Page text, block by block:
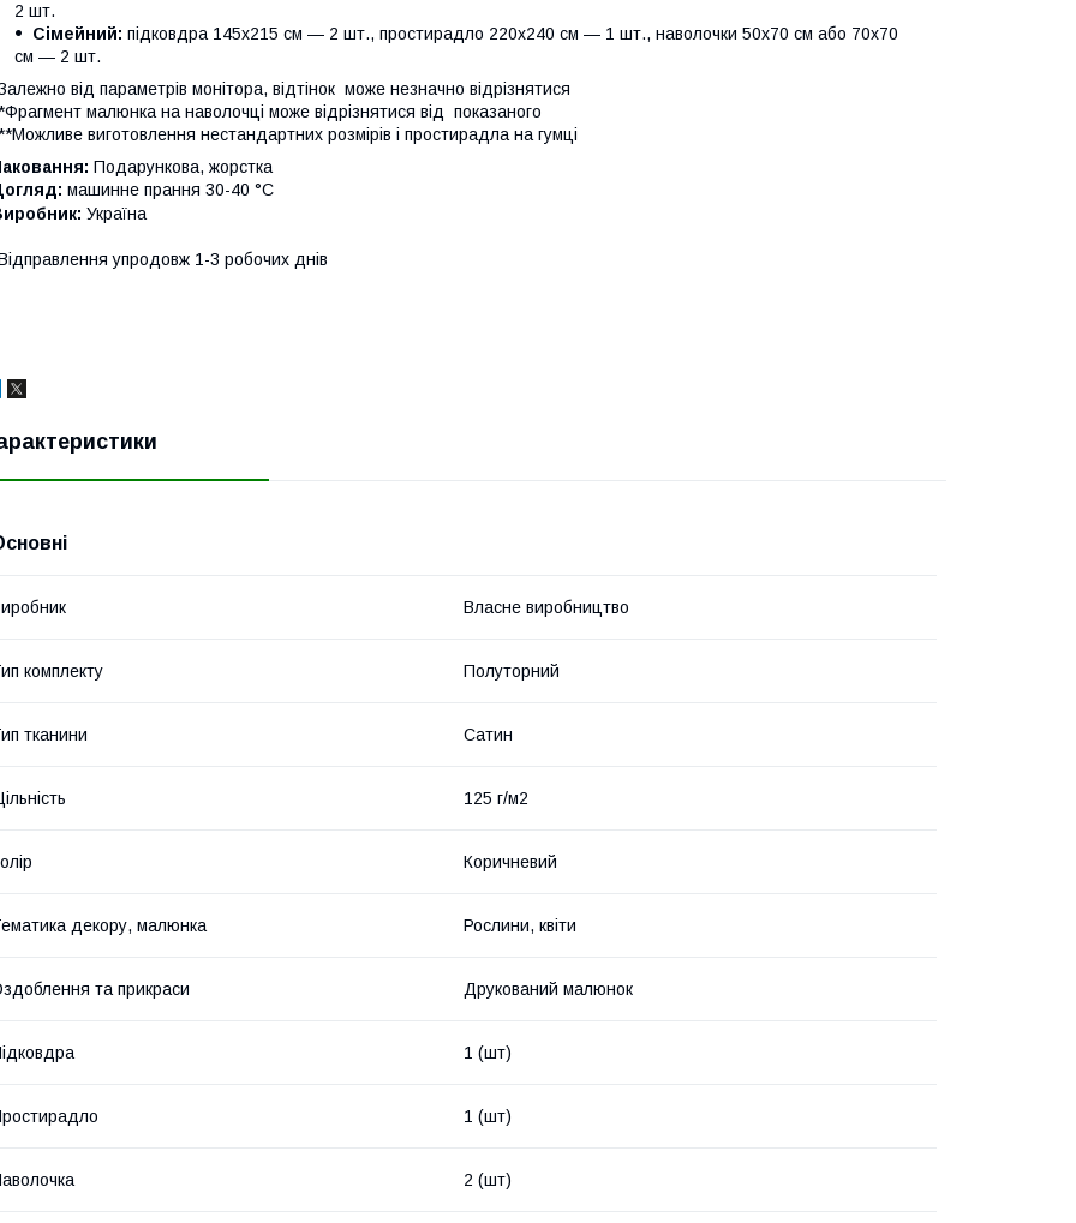
2 шт.
Сімейний: підковдра 145х215 см — 2 шт., простирадло 220х240 см — 1 шт., наволочки 50х70 см або 70х70
см — 2 шт.
від параметрів монітора, відтінок може незначно відрізнятися
малюнка на наволочці може відрізнятися від показаного
виготовлення нестандартних розмірів і простирадла на гумці
Подарункова, жорстка
машинне прання 30-40 °C
Україна
упродовж 1-3 робочих днів
Власне виробництво
комплекту Полуторний
тканини Сатин
125 г/м2
Коричневий
декору, малюнка Рослини, квіти
та прикраси Друкований малюнок
1 (шт)
1 (шт)
2 (шт)